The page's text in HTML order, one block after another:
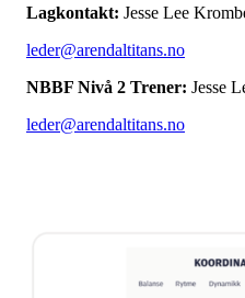
Lagkontakt: Jesse Lee
leder@arendaltitans.no
NBBF Nivå 2 Trener: Jesse
leder@arendaltitans.no